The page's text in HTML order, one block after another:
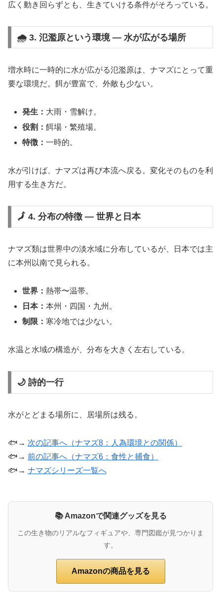
広く動き回らずとも、生きていける条件がそろっている。
🌧️ 3. 氾濫原という環境 ― 水が広がる場所
増水時に一時的に水が広がる氾濫原は、ナマズにとって重
要な環境だ。餌が豊富で、外敵も少ない。
発生： 大雨・雪解け。
役割：餌場・繁殖場。
特徴：一時的。
水が引けば、ナマズは再び本流へ戻る。変化そのものを利
用する生き方だ。
🗾 4. 分布の特徴 ― 世界と日本
ナマズ類は世界中の淡水域に分布しているが、日本では主
に本州以南で見られる。
世界：熱帯〜温帯。
日本：本州・四国・九州。
制限：寒冷地では少ない。
水温と水域の構造が、分布を大きく左右している。
🌙 詩的一行
水がとどまる場所に、居場所は残る。
🐟→ 次の記事へ（ナマズ8：人為環境との関係）
🐟→ 前の記事へ（ナマズ6：食性と捕食）
🐟→ ナマズシリーズ一覧へ
📚 Amazonで関連グッズを見る
この生き物のリアルなフィギュアや、専門図鑑が見つかりま
す。
Amazonの商品を見る